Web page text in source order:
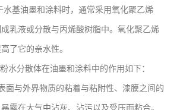
油墨和涂料时，通常采用氧化聚乙烯
乳液或分散与丙烯酸树脂中。氧化聚乙烯
了它的亲水性。
散体在油墨和涂料中的作用如下：
外界物质的粘着与粘附性、漆膜之间的
露在大气中沾灰、沾污以及受压而粘合。